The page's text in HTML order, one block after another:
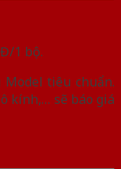
1 bộ.
Model tiêu chuẩn.
kính,… sẽ báo giá